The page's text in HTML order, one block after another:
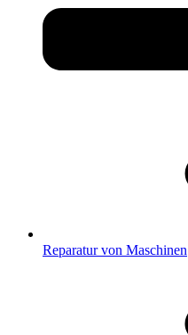
Reparatur von Maschinen